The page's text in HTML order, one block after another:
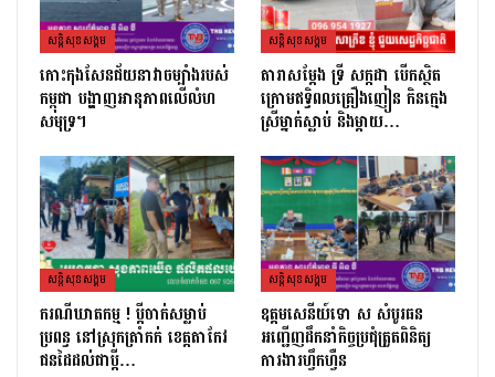
សន្តិសុខសង្គម
កោះកុងសែនជ័យនាវាចម្បាំងរបស់
កម្ពុជា បង្ហាញអានុភាពលើលំហ
សមុទ្រ។
សន្តិសុខសង្គម
តារាសម្ដែង ទ្រី សក្កដា បើកស្ថិត
ក្រោមឥទ្ធិពលគ្រឿងញៀន កិនក្មេង
ស្រីម្នាក់ស្លាប់ និងម្ដាយ…
សន្តិសុខសង្គម
ករណីឃាតកម្ម ! ប្ដីចាក់សម្លាប់
ប្រពន្ធ នៅស្រុកត្រាំកក់ ខេត្តតាកែវ
ជនដៃដល់ជាប្ដី…
សន្តិសុខសង្គម
ឧត្តមសេនីយ៍ទោ ស សំបូរធន
អញ្ជើញដឹកនាំកិច្ចប្រជុំត្រួតពិនិត្យ​
ការងារហ្វឹកហ្វឺន